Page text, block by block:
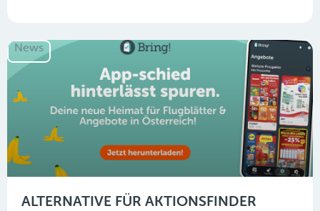
News
ALTERNATIVE FÜR AKTIONSFINDER